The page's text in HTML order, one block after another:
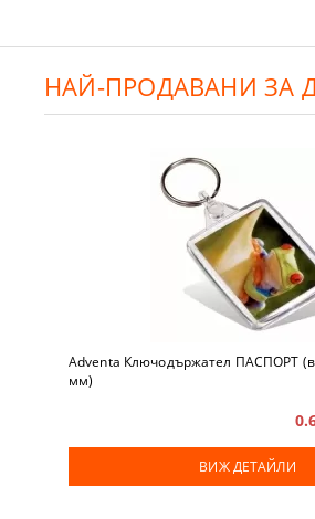
НАЙ-ПРОДАВАНИ ЗА
Adventa Ключодържател ПАСПОРТ
мм)
ВИЖ ДЕТАЙЛИ